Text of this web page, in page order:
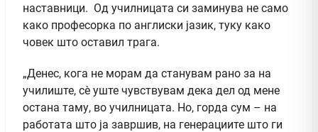
наставници. Од училницата си заминува не само
како професорка по англиски јазик, туку како
човек што оставил трага.
„Денес, кога не морам да станувам рано за на
училиште, сè уште чувствувам дека дел од мене
остана таму, во училницата. Но, горда сум – на
работата што ја завршив, на генерациите што ги